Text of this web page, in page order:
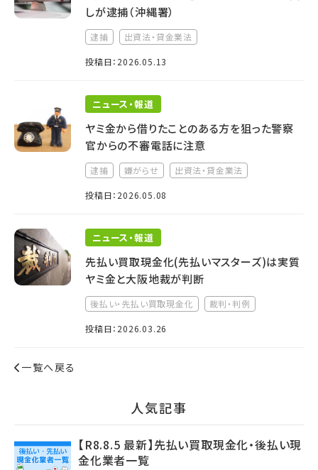
しが逮捕（沖縄署）
逮捕 出資法・貸金業法
投稿日：2026.05.13
ニュース・報道
ヤミ金から借りたことのある方を狙った警察
官からの不審電話に注意
逮捕 嫌がらせ 出資法・貸金業法
投稿日：2026.05.08
ニュース・報道
先払い買取現金化(先払いマスターズ)は実質
ヤミ金と大阪地裁が判断
後払い・先払い買取現金化 裁判・判例
投稿日：2026.03.26
一覧へ戻る
⼈気記事
【R8.8.5 最新】先払い買取現金化・後払い現
金化業者一覧